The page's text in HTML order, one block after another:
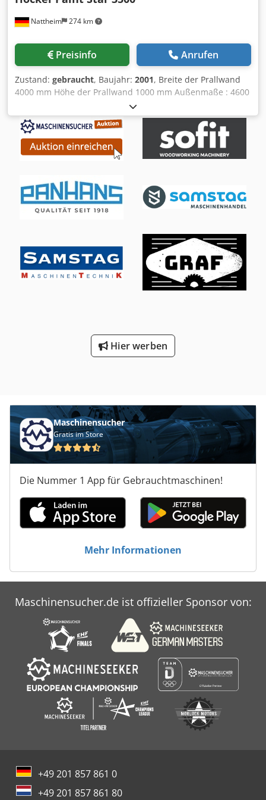
Nattheim 274 km
Preisinfo Anrufen
Zustand: gebraucht, Baujahr: 2001, Breite der Prallwand
4000 mm Höhe der Prallwand 1000 mm Außenmaße : 4600
x 1500 mm 2 x 1.5 kW Motore gesammt
Nennvolumenstrom 7000 m³/h rechts und links
Absaugstutzen mit 300 mm D Dkodovvizkjpfx Aiuer
Lagerort: Garbsen
Hier werben
Maschinensucher
Gratis im Store
Die Nummer 1 App für Gebrauchtmaschinen!
Mehr Informationen
Maschinensucher.de ist offizieller Sponsor von:
+49 201 857 861 0
+49 201 857 861 80